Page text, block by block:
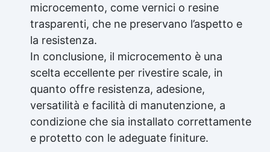
microcemento, come vernici o resine
trasparenti, che ne preservano l’aspetto e
la resistenza.
In conclusione, il microcemento è una
scelta eccellente per rivestire scale, in
quanto offre resistenza, adesione,
versatilità e facilità di manutenzione, a
condizione che sia installato correttamente
e protetto con le adeguate finiture.